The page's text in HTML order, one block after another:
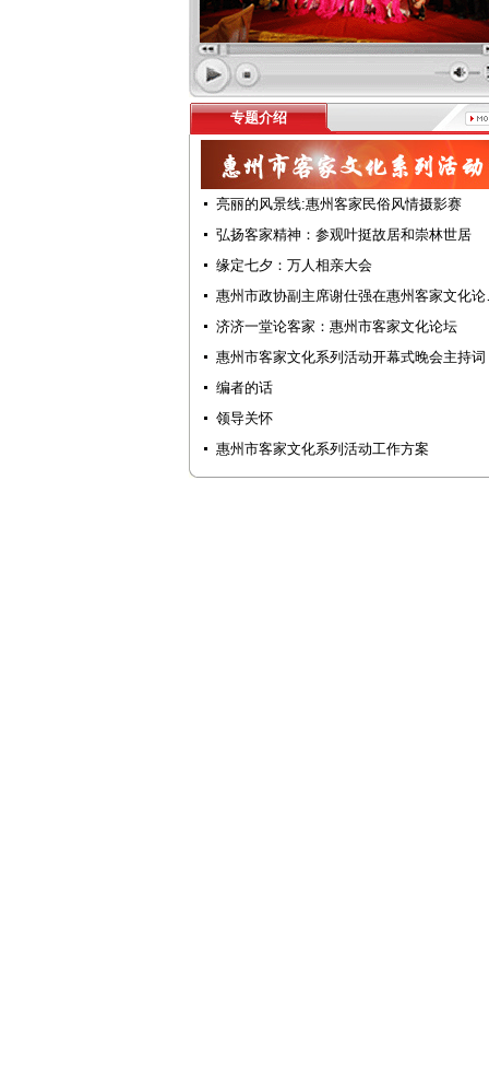
专题介绍
亮丽的风景线:惠州客家民俗风情摄影赛
弘扬客家精神：参观叶挺故居和崇林世居
缘定七夕：万人相亲大会
惠州市政协副主席谢仕强在惠州客家文化
济济一堂论客家：惠州市客家文化论坛
惠州市客家文化系列活动开幕式晚会主持词
编者的话
领导关怀
惠州市客家文化系列活动工作方案